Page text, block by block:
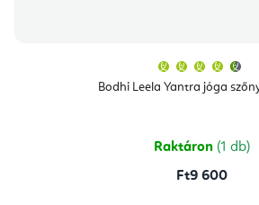
Bodhi Leela Yantra jóga
Raktáron (1 db)
Ft9 600